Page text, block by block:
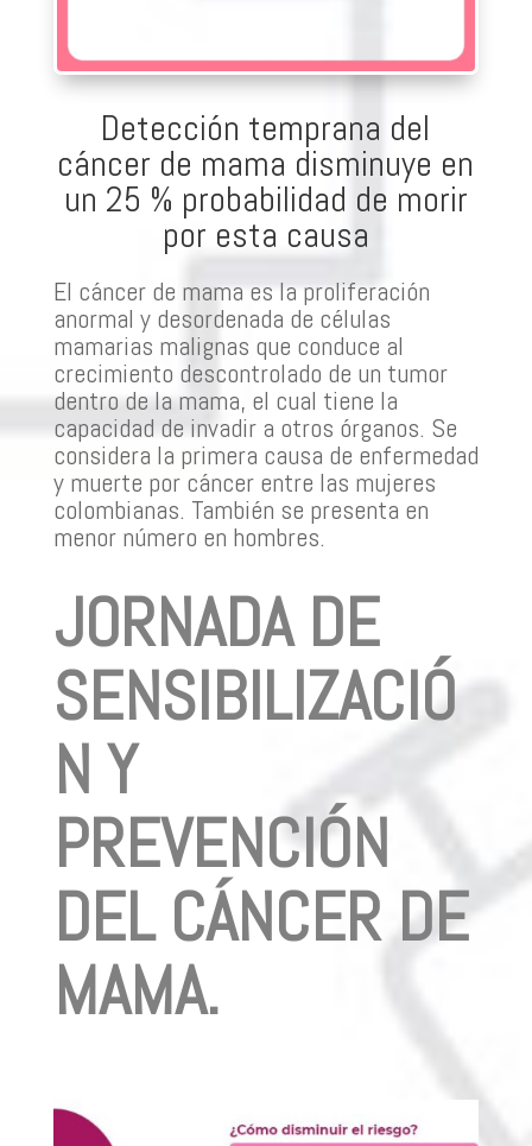
Detección temprana del
cáncer de mama disminuye en
un 25 % probabilidad de morir
por esta causa
El cáncer de mama es la proliferación
anormal y desordenada de células
mamarias malignas que conduce al
crecimiento descontrolado de un tumor
dentro de la mama, el cual tiene la
capacidad de invadir a otros órganos. Se
considera la primera causa de enfermedad
y muerte por cáncer entre las mujeres
colombianas. También se presenta en
menor número en hombres.
JORNADA DE
SENSIBILIZACIÓ
N Y
PREVENCIÓN
DEL CÁNCER DE
MAMA.